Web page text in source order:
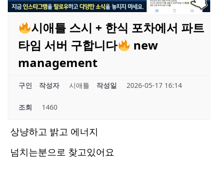
시애틀 스시 + 한식 포차에서 파트
타임 서버 구합니다
new
management
구인 작성자 시애틀 작성일 2026-05-17 16:14
조회 1460
상냥하고 밝고 에너지
넘치는분으로 찾고있어요